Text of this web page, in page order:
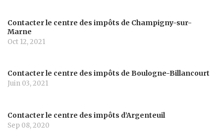
Contacter le centre des impôts de Champigny-sur-
Marne
Oct 12, 2021
Contacter le centre des impôts de Boulogne-Billancourt
Juin 03, 2021
Contacter le centre des impôts d’Argenteuil
Sep 08, 2020